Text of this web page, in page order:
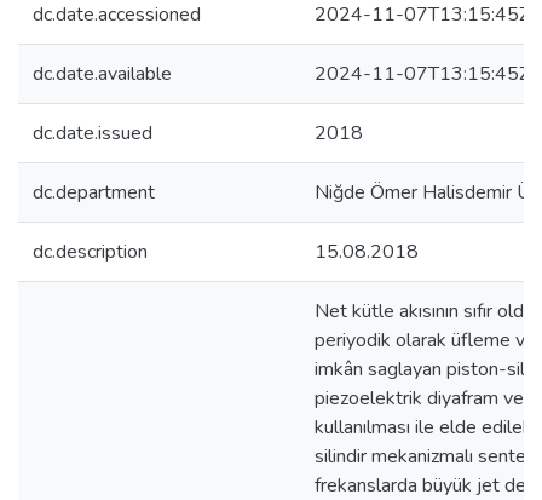
dc.date.accessioned 2024-11-07T13:15:45Z
dc.date.available 2024-11-07T13:15:45Z
dc.date.issued 2018
dc.department Niğde Ömer Halisdemir
dc.description 15.08.2018
Net kütle akısının sıfır
periyodik olarak üfleme ve
imkân saglayan piston-
piezoelektrik diyafram ve
kullanılması ile elde
silindir mekanizmalı
frekanslarda büyük jet